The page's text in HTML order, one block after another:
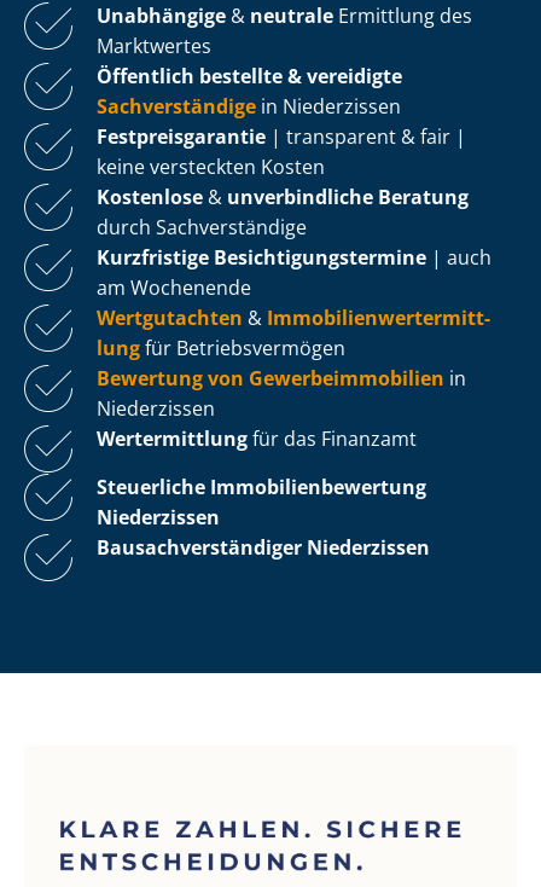
Unabhängige & neutrale Ermittlung des
Marktwertes
Öffentlich bestellte & vereidigte
Sachverständige in Niederzissen
Fest­preis­ga­ran­tie | transparent & fair |
keine versteckten Kosten
Kostenlose & unverbindliche Beratung
durch Sachverständige
Kurzfristige Be­sich­ti­gungs­ter­mi­ne | auch
am Wochenende
Wertgutachten & Im­mo­bi­li­en­wert­ermitt­
lungfür Be­triebs­ver­mö­gen
Bewertung von Ge­wer­be­im­mo­bi­li­en in
Niederzissen
Wertermittlungfür das Finanzamt
Steuerliche Im­mo­bi­li­en­be­wer­tung
Niederzissen
Bau­sach­ver­stän­di­ger Niederzissen